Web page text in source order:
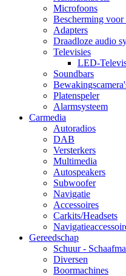
Microfoons
Bescherming voor
Adapters
Draadloze audio
Televisies
LED-
Soundbars
Platenspeler
Alarmsysteem
Carmedia
Autoradios
DAB
Versterkers
Multimedia
Autospeakers
Subwoofer
Navigatie
Accessoires
Carkits/Headsets
Gereedschap
Schuur -
Diversen
Boormachines